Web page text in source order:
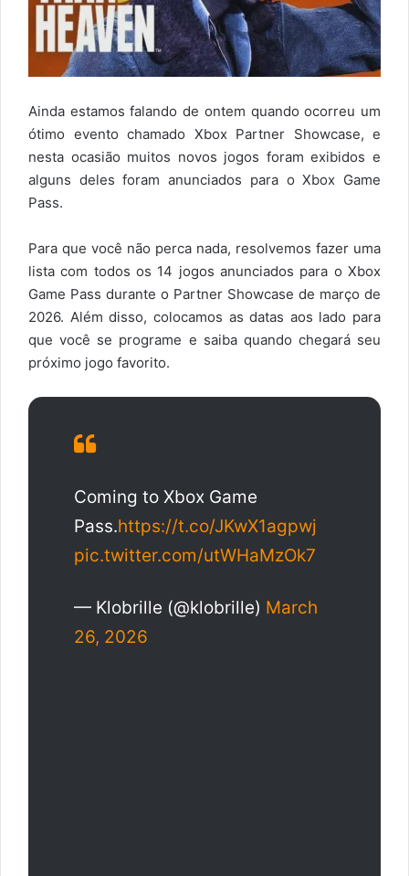
Ainda estamos falando de ontem quando ocorreu um
ótimo evento chamado Xbox Partner Showcase, e
nesta ocasião muitos novos jogos foram exibidos e
alguns deles foram anunciados para o Xbox Game
Pass.
Para que você não perca nada, resolvemos fazer uma
lista com todos os 14 jogos anunciados para o Xbox
Game Pass durante o Partner Showcase de março de
2026. Além disso, colocamos as datas aos lado para
que você se programe e saiba quando chegará seu
próximo jogo favorito.
Coming to Xbox Game
Pass.https://t.co/JKwX1agpwj
pic.twitter.com/utWHaMzOk7
— Klobrille (@klobrille) March
26, 2026